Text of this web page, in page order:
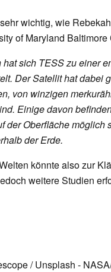
wichtig, wie
of Maryland Baltimore
sich TESS zu einer
Der Satellit hat dabei
von winzigen
Einige davon
der Oberfläche möglich
der Erde.
könnte also zur
weitere Studien
/ Unsplash -